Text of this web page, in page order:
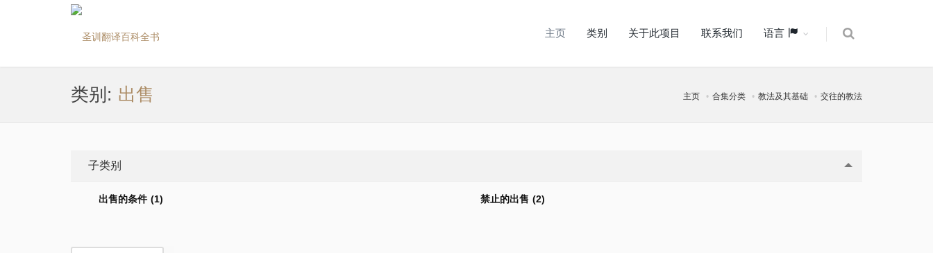
主页 类别 关于此项目 联系我们 语言
类别: 出售 主页 合集分类 教法及其基础 交往的教法
子类别
出售的条件 (1) 禁止的出售 (2)